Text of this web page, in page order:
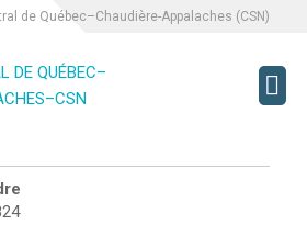
de Québec–Chaudière-Appalaches (CSN)